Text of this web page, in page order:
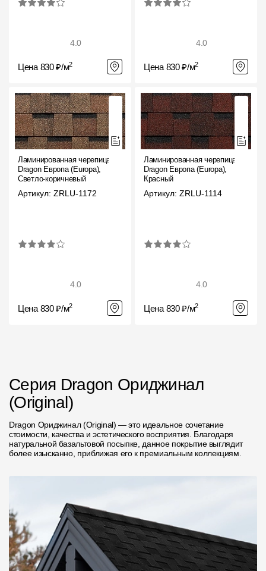
4.0
Цена 830 ₽/м2
4.0
Цена 830 ₽/м2
Ламинированная черепица
Dragon Европа (Europa),
Светло-коричневый
Артикул: ZRLU-1172
4.0
Цена 830 ₽/м2
Ламинированная черепица
Dragon Европа (Europa),
Красный
Артикул: ZRLU-1114
4.0
Цена 830 ₽/м2
Серия Dragon Ориджинал
(Original)
Dragon Ориджинал (Original) — это идеальное сочетание
стоимости, качества и эстетического восприятия. Благодаря
натуральной базальтовой посыпке, данное покрытие выглядит
более изысканно, приближая его к премиальным коллекциям.